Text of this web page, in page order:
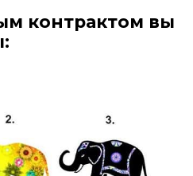
контрактом вы